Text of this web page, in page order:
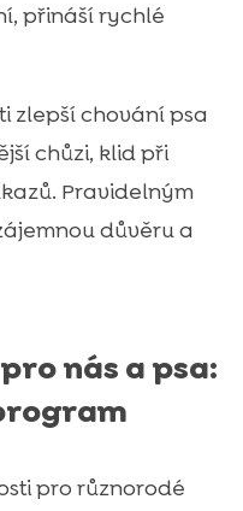
přináší rychlé
zlepší chování psa
chůzi, klid při
Pravidelným
důvěru a
nás a psa:
pro různorodé